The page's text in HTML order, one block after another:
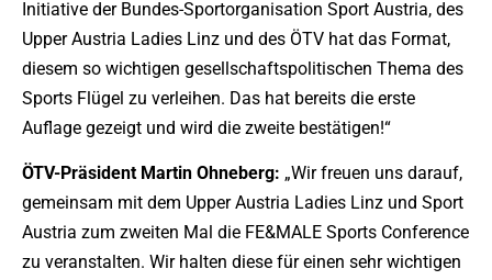
Initiative der Bundes-Sportorganisation Sport Austria, des
Upper Austria Ladies Linz und des ÖTV hat das Format,
diesem so wichtigen gesellschaftspolitischen Thema des
Sports Flügel zu verleihen. Das hat bereits die erste
Auflage gezeigt und wird die zweite bestätigen!“
ÖTV-Präsident Martin Ohneberg: „Wir freuen uns darauf,
gemeinsam mit dem Upper Austria Ladies Linz und Sport
Austria zum zweiten Mal die FE&MALE Sports Conference
zu veranstalten. Wir halten diese für einen sehr wichtigen